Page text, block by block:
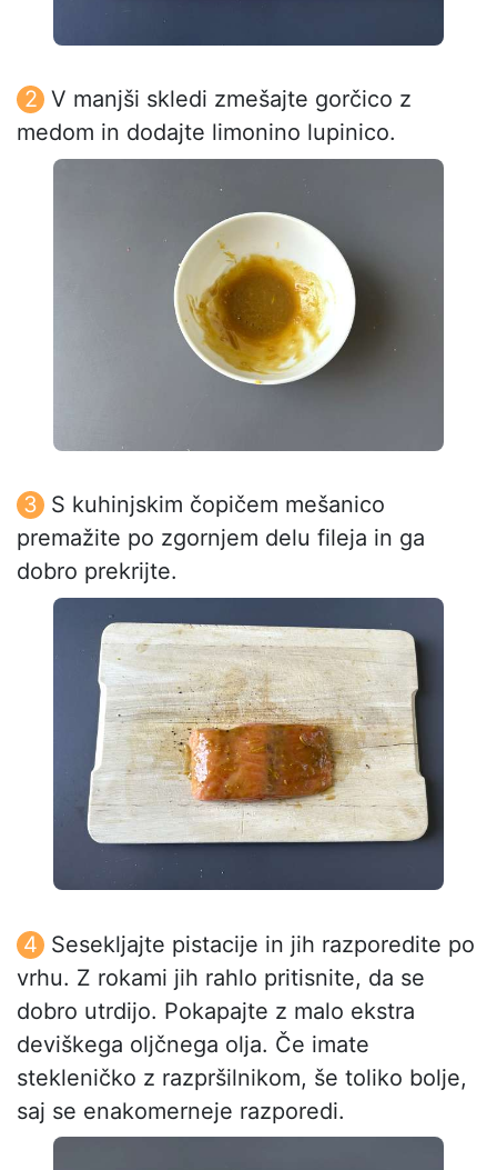
V manjši skledi zmešajte gorčico z
medom in dodajte limonino lupinico.
S kuhinjskim čopičem mešanico
premažite po zgornjem delu fileja in ga
dobro prekrijte.
Sesekljajte pistacije in jih razporedite po
vrhu. Z rokami jih rahlo pritisnite, da se
dobro utrdijo. Pokapajte z malo ekstra
deviškega oljčnega olja. Če imate
stekleničko z razpršilnikom, še toliko bolje,
saj se enakomerneje razporedi.